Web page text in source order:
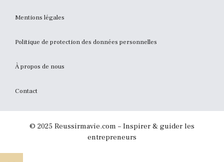
Mentions légales
Politique de protection des données personnelles
À propos de nous
Contact
© 2025 Reussirmavie.com – Inspirer & guider les
entrepreneurs